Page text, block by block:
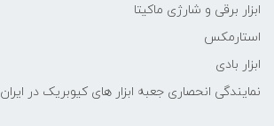
ابزار برقی و شارژی ماکیتا
استارمکس
ابزار بادی
نمایندگی انحصاری جعبه ابزار های کیوبریک در ایران